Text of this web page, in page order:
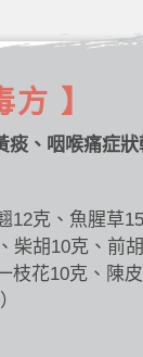
方 】
痰、咽喉痛症狀
12克、魚腥草
柴胡10克、前
枝花10克、陳